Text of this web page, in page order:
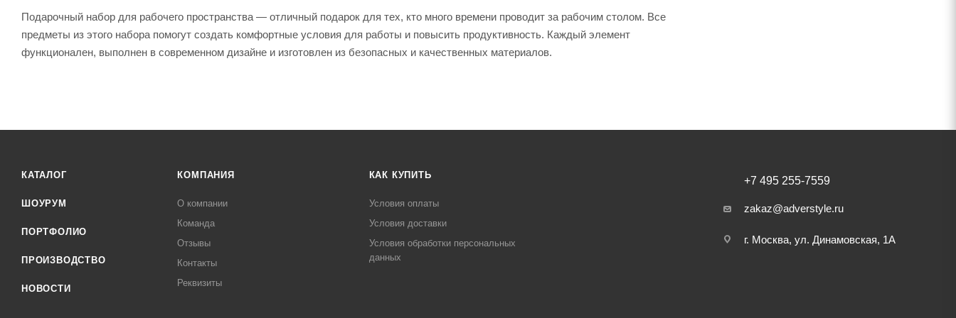
Подарочный набор для рабочего пространства — отличный подарок для тех, кто много времени проводит за рабочим столом. Все
предметы из этого набора помогут создать комфортные условия для работы и повысить продуктивность. Каждый элемент
функционален, выполнен в современном дизайне и изготовлен из безопасных и качественных материалов.
КАТАЛОГ
ШОУРУМ
ПОРТФОЛИО
ПРОИЗВОДСТВО
НОВОСТИ
КОМПАНИЯ
О компании
Команда
Отзывы
Контакты
Реквизиты
КАК КУПИТЬ
Условия оплаты
Условия доставки
Условия обработки персональных
данных
+7 495 255-7559
zakaz@adverstyle.ru
г. Москва, ул. Динамовская, 1А